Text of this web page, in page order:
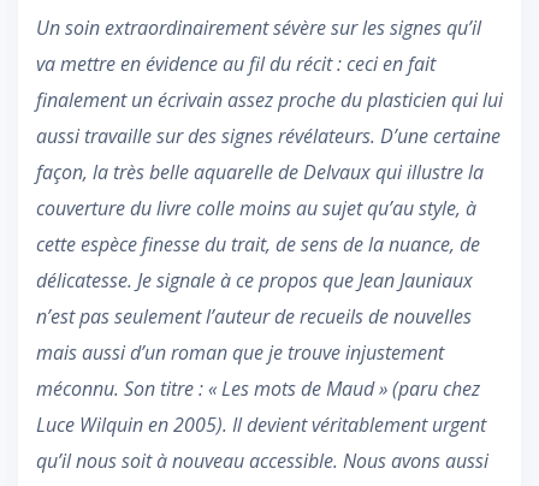
Un soin extraordinairement sévère sur les signes qu’il
va mettre en évidence au fil du récit : ceci en fait
finalement un écrivain assez proche du plasticien qui lui
aussi travaille sur des signes révélateurs. D’une certaine
façon, la très belle aquarelle de Delvaux qui illustre la
couverture du livre colle moins au sujet qu’au style, à
cette espèce finesse du trait, de sens de la nuance, de
délicatesse. Je signale à ce propos que Jean Jauniaux
n’est pas seulement l’auteur de recueils de nouvelles
mais aussi d’un roman que je trouve injustement
méconnu. Son titre : « Les mots de Maud » (paru chez
Luce Wilquin en 2005). Il devient véritablement urgent
qu’il nous soit à nouveau accessible. Nous avons aussi